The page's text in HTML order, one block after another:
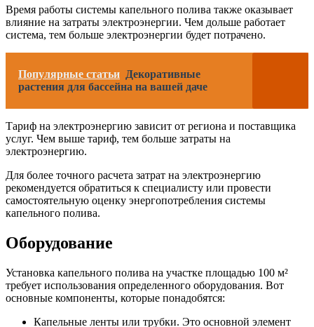
Время работы системы капельного полива также оказывает
влияние на затраты электроэнергии. Чем дольше работает
система, тем больше электроэнергии будет потрачено.
Популярные статьи Декоративные
растения для бассейна на вашей даче
Тариф на электроэнергию зависит от региона и поставщика
услуг. Чем выше тариф, тем больше затраты на
электроэнергию.
Для более точного расчета затрат на электроэнергию
рекомендуется обратиться к специалисту или провести
самостоятельную оценку энергопотребления системы
капельного полива.
Оборудование
Установка капельного полива на участке площадью 100 м²
требует использования определенного оборудования. Вот
основные компоненты, которые понадобятся:
Капельные ленты или трубки. Это основной элемент